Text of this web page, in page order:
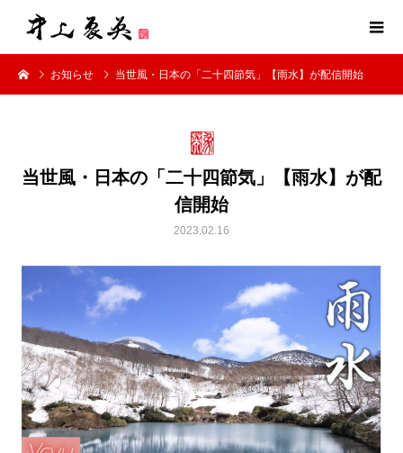
お知らせ 当世風・日本の「二十四節気」【雨水】が配信開始
当世風・日本の「二十四節気」【雨水】が配
信開始
2023.02.16